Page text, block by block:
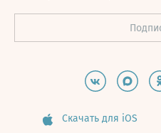
Скачать для iOS